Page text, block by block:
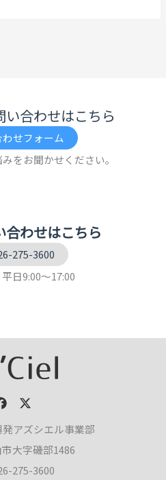
い合わせはこちら
わせフォーム
をお聞かせください。
合わせはこちら
275-3600
日9:00～17:00
アズシエル事業部
大字磯部1486
275-3600